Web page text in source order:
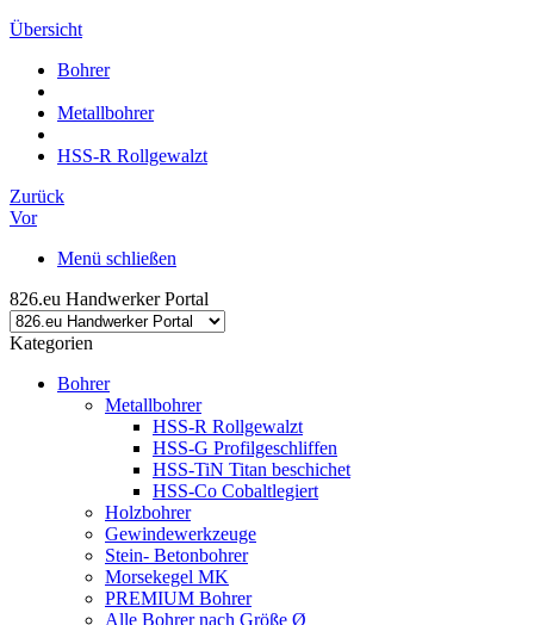
Übersicht
Bohrer
Metallbohrer
HSS-R Rollgewalzt
Zurück
Vor
Menü schließen
826.eu Handwerker Portal
Kategorien
Bohrer
Metallbohrer
HSS-R Rollgewalzt
HSS-G Profilgeschliffen
HSS-TiN Titan beschichet
HSS-Co Cobaltlegiert
Holzbohrer
Gewindewerkzeuge
Stein- Betonbohrer
Morsekegel MK
PREMIUM Bohrer
Alle Bohrer nach Größe Ø